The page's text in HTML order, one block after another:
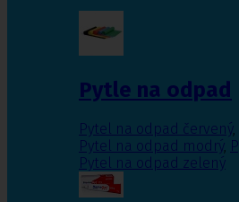
Pytle na odpad
Pytel na odpad červený,
Pytel na odpad modrý,
Pytel na odpad zelený